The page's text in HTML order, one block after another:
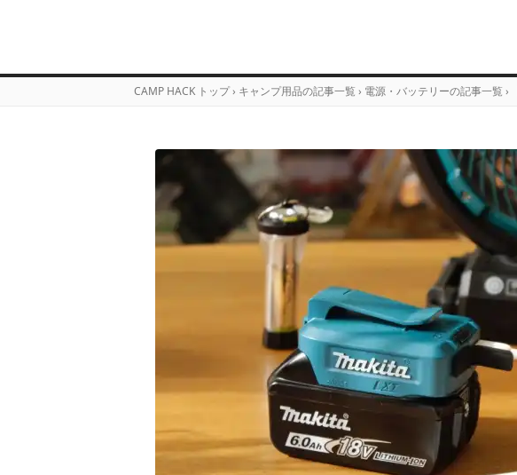
CAMP HACK トップ › キャンプ用品の記事一覧 › 電源・バッテリーの記事一覧 ›